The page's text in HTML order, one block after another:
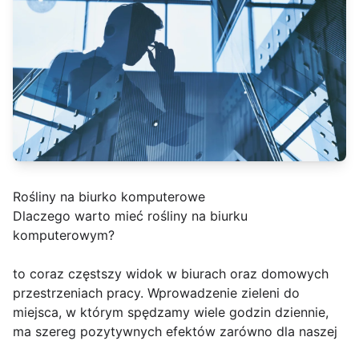
Rośliny na biurko komputerowe
Dlaczego warto mieć rośliny na biurku
komputerowym?
to coraz częstszy widok w biurach oraz domowych
przestrzeniach pracy. Wprowadzenie zieleni do
miejsca, w którym spędzamy wiele godzin dziennie,
ma szereg pozytywnych efektów zarówno dla naszej